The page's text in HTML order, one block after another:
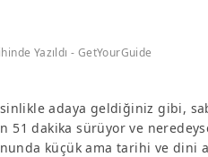
Yazıldı - GetYourGuide
adaya geldiğiniz gibi,
51 dakika sürüyor ve
küçük ama tarihi ve dini